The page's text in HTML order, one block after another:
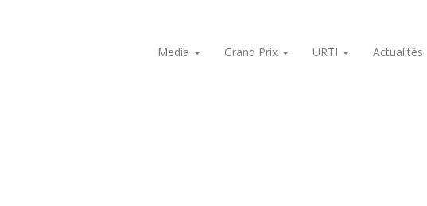
Media
Grand Prix URTI Actualités